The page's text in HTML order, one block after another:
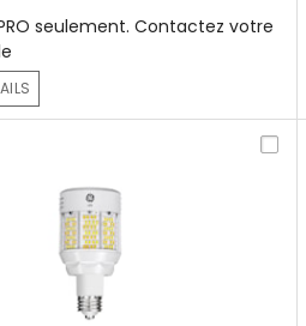
seulement. Contactez votre